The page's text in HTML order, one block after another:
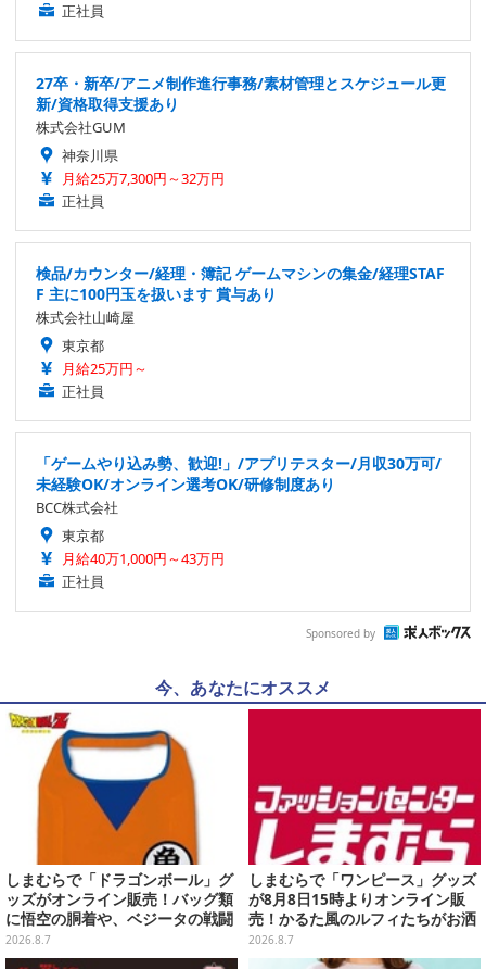
正社員
27卒・新卒/アニメ制作進行事務/素材管理とスケジュール更
新/資格取得支援あり
株式会社GUM
神奈川県
月給25万7,300円～32万円
正社員
検品/カウンター/経理・簿記 ゲームマシンの集金/経理STAF
F 主に100円玉を扱います 賞与あり
株式会社山崎屋
東京都
月給25万円～
正社員
「ゲームやり込み勢、歓迎!」/アプリテスター/月収30万可/
未経験OK/オンライン選考OK/研修制度あり
BCC株式会社
東京都
月給40万1,000円～43万円
正社員
Sponsored by
今、あなたにオススメ
しまむらで「ドラゴンボール」グ
ッズがオンライン販売！バッグ類
に悟空の胴着や、ベジータの戦闘
服を大胆デザイン
2026.8.7
しまむらで「ワンピース」グッズ
が8月8日15時よりオンライン販
売！かるた風のルフィたちがお洒
落なバッグや、チョッパーが可愛
いサンダルも
2026.8.7